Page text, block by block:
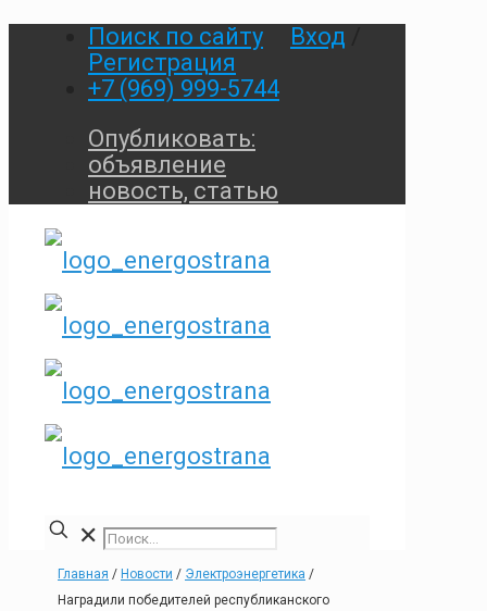
Поиск по сайту Вход
Регистрация
+7 (969) 999-5744
Опубликовать:
объявление
новость, статью
✕
Главная / Новости / Электроэнергетика /
Наградили победителей республиканского